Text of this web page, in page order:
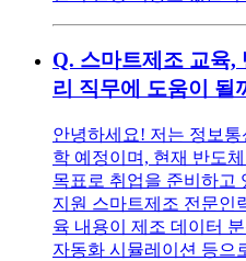
Q. 스마트제조 교육,
리 직무에 도움이 될
안녕하세요! 저는 정보
학 예정이며, 현재 반도
목표로 취업을 준비하고
지원 스마트제조 전문인
육 내용이 제조 데이터
자동화 시뮬레이션 등으